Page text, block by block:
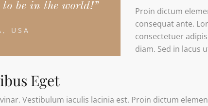
to be in the world!”
USA
Proin dictum
consequat ante.
consectetuer
diam. Sed in lacus
Eget
Vestibulum iaculis lacinia est. Proin dictum